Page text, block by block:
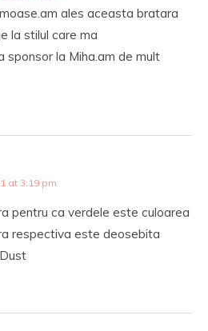
ales aceasta bratara
la stilul care ma
sponsor la Miha.am de mult
at 3:19 pm
pentru ca verdele este culoarea
respectiva este deosebita